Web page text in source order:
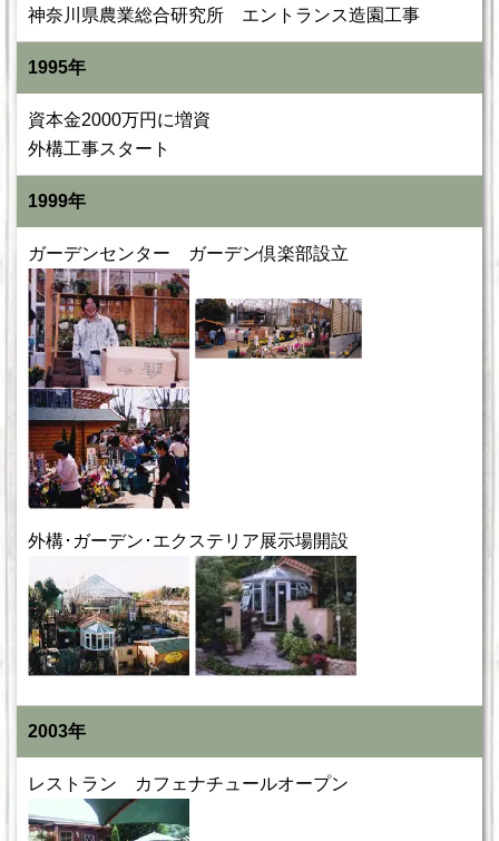
神奈川県農業総合研究所 エントランス造園工事
1995年
資本金2000万円に増資
外構工事スタート
1999年
ガーデンセンター ガーデン倶楽部設立
外構･ガーデン･エクステリア展示場開設
2003年
レストラン カフェナチュールオープン